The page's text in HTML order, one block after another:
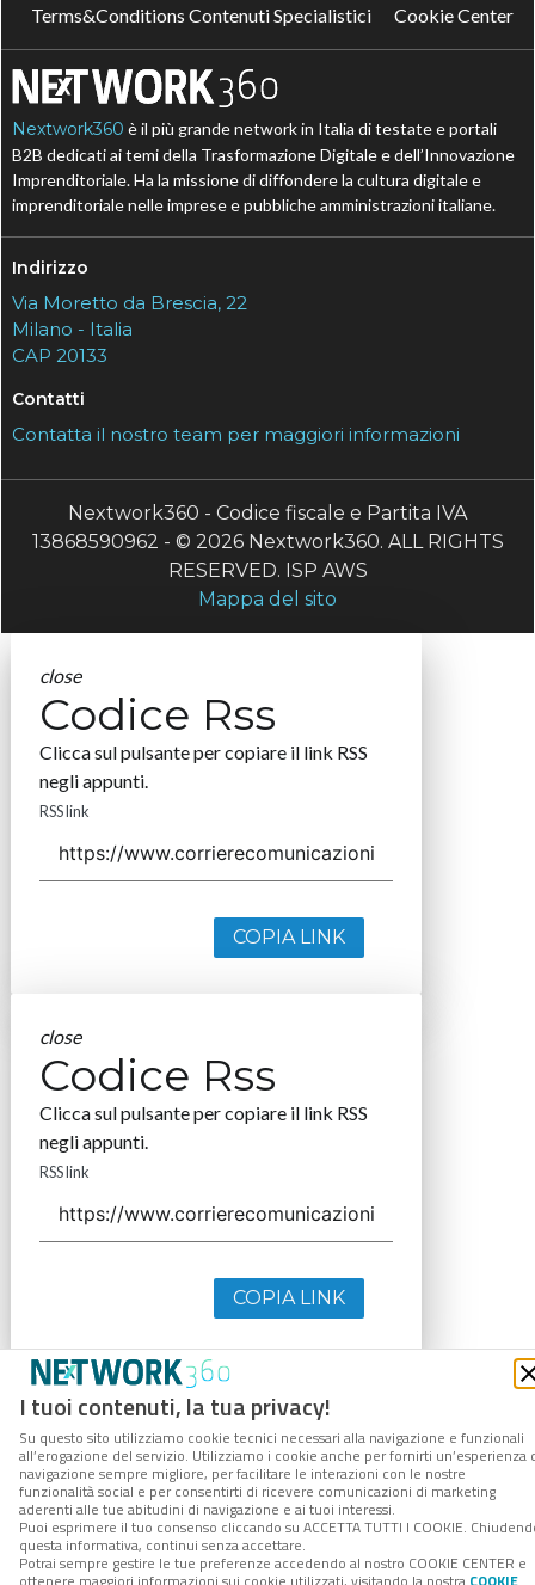
I tuoi contenuti, la tua privacy!
Su questo sito utilizziamo cookie tecnici necessari alla navigazione e funzionali
all’erogazione del servizio. Utilizziamo i cookie anche per fornirti un’esperienza
navigazione sempre migliore, per facilitare le interazioni con le nostre
funzionalità social e per consentirti di ricevere comunicazioni di marketing
aderenti alle tue abitudini di navigazione e ai tuoi interessi.
Puoi esprimere il tuo consenso cliccando su ACCETTA TUTTI I COOKIE.
questa informativa, continui senza accettare.
Potrai sempre gestire le tue preferenze accedendo al nostro COOKIE CENTER e
Terms&Conditions Contenuti Specialistici
Cookie Center
Nextwork360 è il più grande network in Italia di testate e portali
B2B dedicati ai temi della Trasformazione Digitale e dell’Innovazione
Imprenditoriale. Ha la missione di diffondere la cultura digitale e
imprenditoriale nelle imprese e pubbliche amministrazioni italiane.
Indirizzo
Via Moretto da Brescia, 22
Milano - Italia
CAP 20133
Contatti
Contatta il nostro team per maggiori informazioni
Nextwork360 - Codice fiscale e Partita IVA
13868590962 - © 2026 Nextwork360. ALL RIGHTS
RESERVED. ISP AWS
Mappa del sito
close
Codice Rss
Clicca sul pulsante per copiare il link RSS
negli appunti.
RSS link
COPIA LINK
close
Codice Rss
Clicca sul pulsante per copiare il link RSS
negli appunti.
RSS link
COPIA LINK